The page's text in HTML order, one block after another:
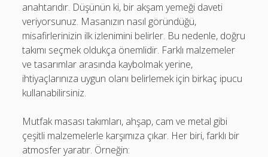
tiktok takipçi sayısı nasıl arttırılır
Youtube Yorum Kasma Şifresiz
anahtarıdır. Düşünün ki, bir akşam yemeği daveti
veriyorsunuz. Masanızın nasıl göründüğü,
misafirlerinizin ilk izlenimini belirler. Bu nedenle, doğru
takımı seçmek oldukça önemlidir. Farklı malzemeler
ve tasarımlar arasında kaybolmak yerine,
ihtiyaçlarınıza uygun olanı belirlemek için birkaç ipucu
kullanabilirsiniz.
Mutfak masası takımları, ahşap, cam ve metal gibi
çeşitli malzemelerle karşımıza çıkar. Her biri, farklı bir
atmosfer yaratır. Örneğin: